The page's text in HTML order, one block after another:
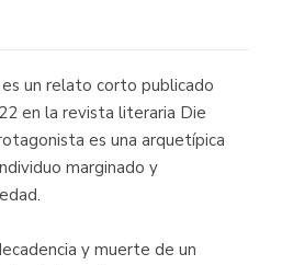
un relato corto publicado
en la revista literaria Die
es una arquetípica
marginado y
y muerte de un